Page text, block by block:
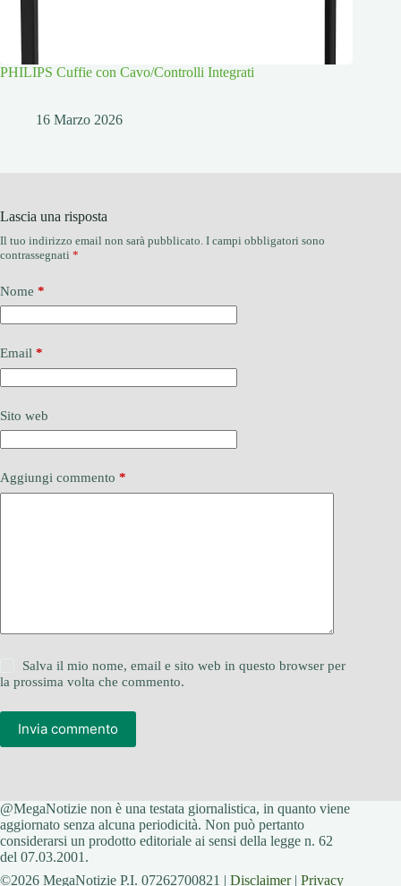
PHILIPS Cuffie con Cavo/Controlli Integrati
16 Marzo 2026
Lascia una risposta
Il tuo indirizzo email non sarà pubblicato. I campi obbligatori sono
contrassegnati *
Nome *
Email *
Sito web
Aggiungi commento *
Salva il mio nome, email e sito web in questo browser per
la prossima volta che commento.
Invia commento
@MegaNotizie non è una testata giornalistica, in quanto viene
aggiornato senza alcuna periodicità. Non può pertanto
considerarsi un prodotto editoriale ai sensi della legge n. 62
del 07.03.2001.
©2026 MegaNotizie P.I. 07262700821 | Disclaimer| Privacy